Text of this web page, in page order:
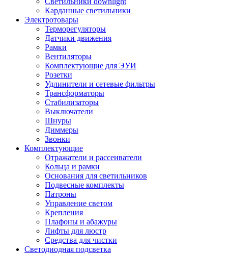
Карданные светильники
Электротовары
Терморегуляторы
Датчики движения
Рамки
Вентиляторы
Комплектующие для ЭУИ
Розетки
Удлинители и сетевые фильтры
Трансформаторы
Стабилизаторы
Выключатели
Шнуры
Диммеры
Звонки
Комплектующие
Отражатели и рассеиватели
Кольца и рамки
Основания для светильников
Подвесные комплекты
Патроны
Управление светом
Крепления
Плафоны и абажуры
Лифты для люстр
Средства для чистки
Светодиодная подсветка